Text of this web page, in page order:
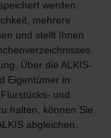
werden.
mehrere
und stellt Ihnen
Über die ALKIS-
Eigentümer in
und
halten, können Sie
abgleichen.